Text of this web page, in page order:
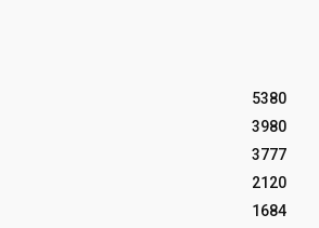
5380
3980
3777
2120
1684